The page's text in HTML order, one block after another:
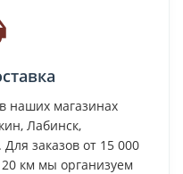
наших магазинах
Лабинск,
заказов от 15 000
20 км мы организуем